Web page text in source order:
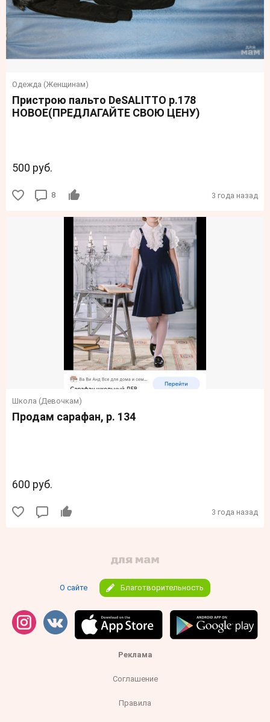
Одежда (Женщинам)
Пристрою пальто DeSALITTO р.178
НОВОЕ(ПРЕДЛАГАЙТЕ СВОЮ ЦЕНУ)
500 руб.
8 3 года назад
Школа (Девочкам)
Продам сарафан, р. 134
600 руб.
3 года назад
О сайте Благотворительность
Реклама
Соглашение
Правила